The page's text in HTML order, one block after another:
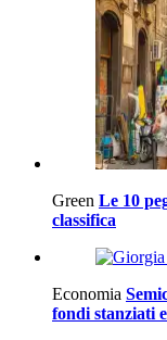
Green Le 10
classifica
Economia
fondi stanziati